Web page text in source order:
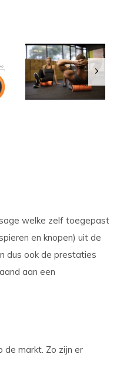
welke zelf toegepast
en knopen) uit de
dus ook de prestaties
aan een
de markt. Zo zijn er